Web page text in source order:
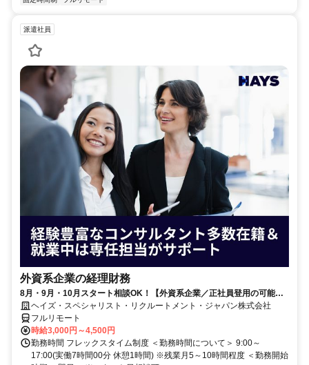
派遣社員
外資系企業の経理財務
8月・9月・10月スタート相談OK！【外資系企業／正社員登用の可能性
大／700万～800万／リモート勤務OK】経理財務
ヘイズ・スペシャリスト・リクルートメント・ジャパン株式会社
フルリモート
時給3,000円～4,500円
勤務時間 フレックスタイム制度 ＜勤務時間について＞ 9:00～
17:00(実働7時間00分 休憩1時間) ※残業月5～10時間程度 ＜勤務開始